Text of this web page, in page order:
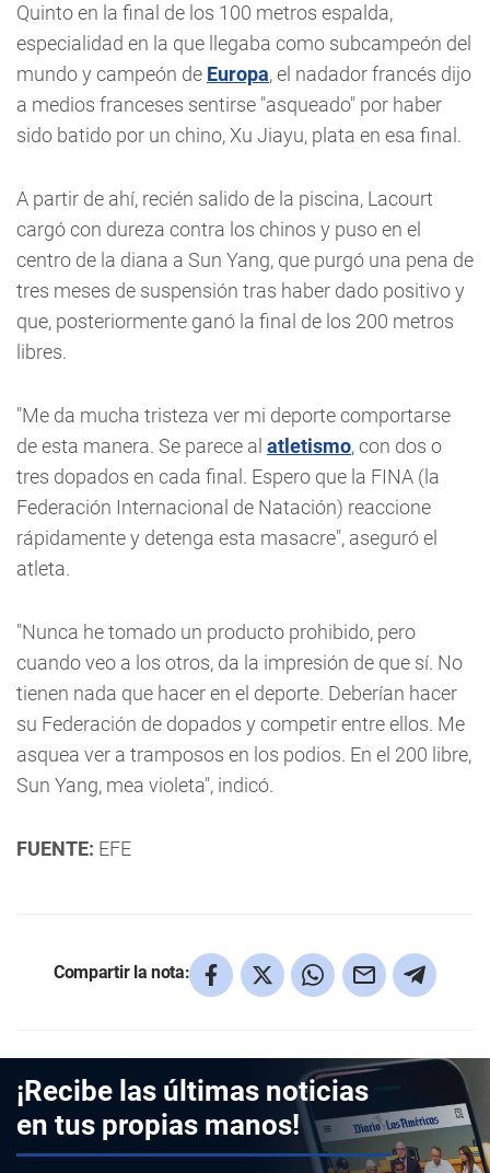
Quinto en la final de los 100 metros espalda,
especialidad en la que llegaba como subcampeón del
mundo y campeón de Europa, el nadador francés dijo
a medios franceses sentirse "asqueado" por haber
sido batido por un chino, Xu Jiayu, plata en esa final.
A partir de ahí, recién salido de la piscina, Lacourt
cargó con dureza contra los chinos y puso en el
centro de la diana a Sun Yang, que purgó una pena de
tres meses de suspensión tras haber dado positivo y
que, posteriormente ganó la final de los 200 metros
libres.
"Me da mucha tristeza ver mi deporte comportarse
de esta manera. Se parece al atletismo, con dos o
tres dopados en cada final. Espero que la FINA (la
Federación Internacional de Natación) reaccione
rápidamente y detenga esta masacre", aseguró el
atleta.
"Nunca he tomado un producto prohibido, pero
cuando veo a los otros, da la impresión de que sí. No
tienen nada que hacer en el deporte. Deberían hacer
su Federación de dopados y competir entre ellos. Me
asquea ver a tramposos en los podios. En el 200 libre,
Sun Yang, mea violeta", indicó.
FUENTE: EFE
Compartir la nota:
¡Recibe las últimas noticias
en tus propias manos!